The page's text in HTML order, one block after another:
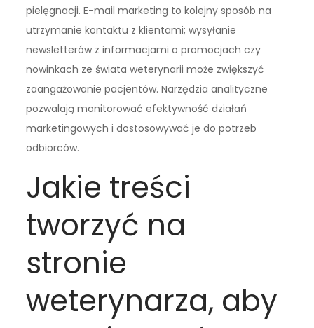
pielęgnacji. E-mail marketing to kolejny sposób na
utrzymanie kontaktu z klientami; wysyłanie
newsletterów z informacjami o promocjach czy
nowinkach ze świata weterynarii może zwiększyć
zaangażowanie pacjentów. Narzędzia analityczne
pozwalają monitorować efektywność działań
marketingowych i dostosowywać je do potrzeb
odbiorców.
Jakie treści
tworzyć na
stronie
weterynarza, aby